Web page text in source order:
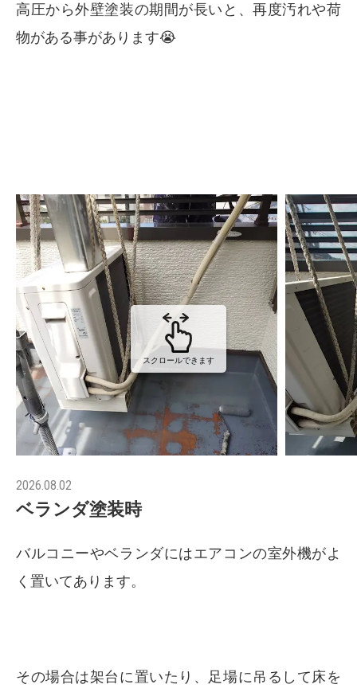
高圧から外壁塗装の期間が長いと、再度汚れや荷
物がある事があります😭
スクロールできます
2026.08.02
ベランダ塗装時
バルコニーやベランダにはエアコンの室外機がよ
く置いてあります。
その場合は架台に置いたり、足場に吊るして床を